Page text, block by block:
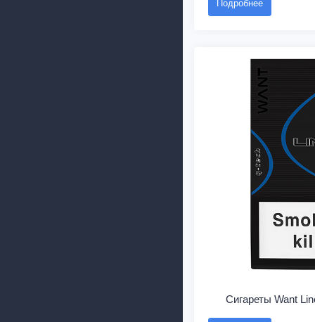
Подробнее
Сигареты Want